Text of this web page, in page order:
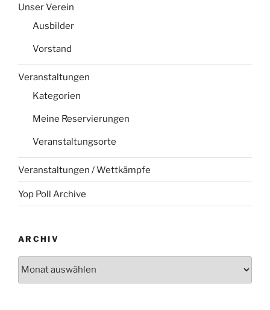
Unser Verein
Ausbilder
Vorstand
Veranstaltungen
Kategorien
Meine Reservierungen
Veranstaltungsorte
Veranstaltungen / Wettkämpfe
Yop Poll Archive
ARCHIV